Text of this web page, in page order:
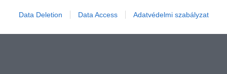
Data Deletion Data Access Adatvédelmi szabályzat
következményekkel járhatnak. Az egyik